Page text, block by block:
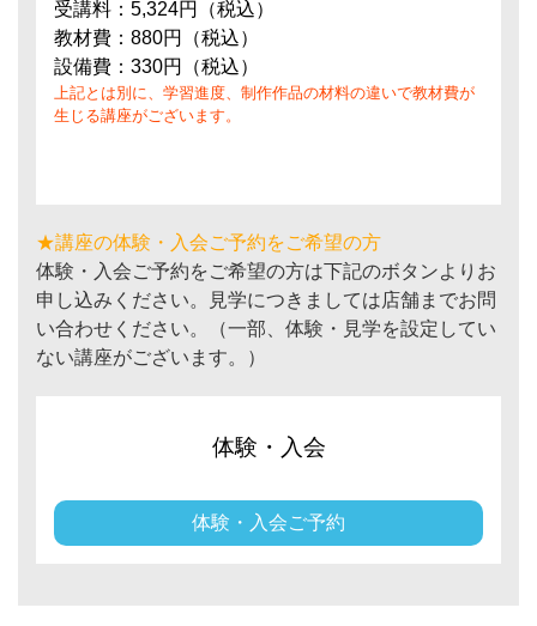
受講料：5,324円（税込）
教材費：880円（税込）
設備費：330円（税込）
上記とは別に、学習進度、制作作品の材料の違いで教材費が
生じる講座がございます。
★講座の体験・入会ご予約をご希望の方
体験・入会ご予約をご希望の方は下記のボタンよりお
申し込みください。見学につきましては店舗までお問
い合わせください。（一部、体験・見学を設定してい
ない講座がございます。）
体験・入会
体験・入会ご予約